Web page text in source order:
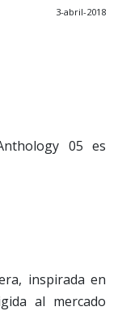
3-abril-2018
05 es
inspirada en
al mercado